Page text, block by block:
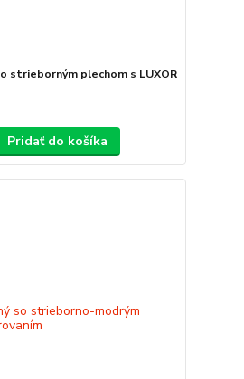
strieborným plechom s LUXOR
Pridať do košíka